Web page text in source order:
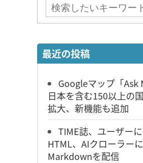
最近の投稿
Googleマップ「Ask
日本を含む150以上の
拡大、新機能も追加
TIME誌、ユーザー
HTML、AIクローラー
Markdownを配信